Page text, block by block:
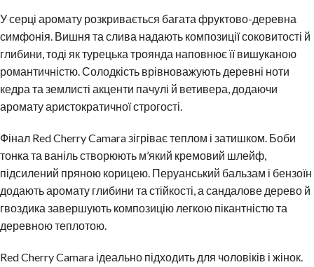
У серці аромату розкривається багата фруктово-деревна
симфонія. Вишня та слива надають композиції соковитості й
глибини, тоді як турецька троянда наповнює її вишуканою
романтичністю. Солодкість врівноважують деревні ноти
кедра та землисті акценти пачулі й ветивера, додаючи
аромату аристократичної строгості.
Фінал Red Cherry Camara зігріває теплом і затишком. Боби
тонка та ваніль створюють м’який кремовий шлейф,
підсилений пряною корицею. Перуанський бальзам і бензоїн
додають аромату глибини та стійкості, а сандалове дерево й
гвоздика завершують композицію легкою пікантністю та
деревною теплотою.
Red Cherry Camara ідеально підходить для чоловіків і жінок.